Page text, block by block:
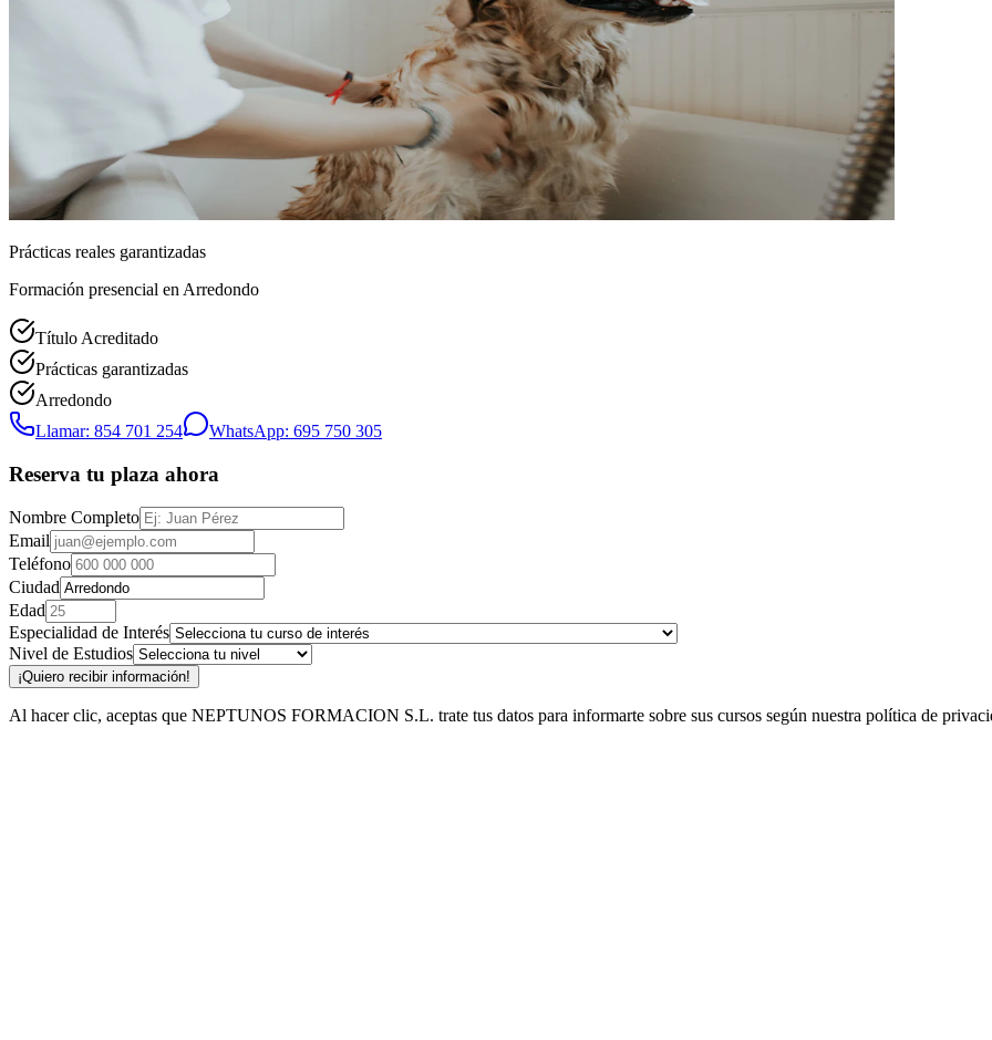
Prácticas reales garantizadas
Formación presencial en Arredondo
Título Acreditado
Prácticas garantizadas
Arredondo
Llamar: 854 701 254
WhatsApp: 695 750 305
Reserva tu plaza ahora
Nombre Completo
Email
Teléfono
Ciudad
Edad
Especialidad de Interés
Nivel de Estudios
¡Quiero recibir información!
Al hacer clic, aceptas que NEPTUNOS FORMACION S.L. trate tus datos para informarte sobre sus cursos según nuestra política de